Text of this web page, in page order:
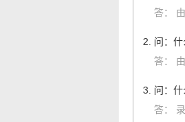
答： 由于不同省
答： 由于参
3. 问：什
答： 录取控制分数